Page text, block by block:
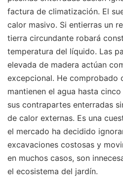
factura de climatización. El
calor masivo. Si entierras un
tierra circundante robará
temperatura del líquido. Las
elevada de madera actúan
excepcional. He comprobado
mantienen el agua hasta
sus contrapartes enterradas
de calor externas. Es una
el mercado ha decidido
excavaciones costosas y
en muchos casos, son
el ecosistema del jardín.